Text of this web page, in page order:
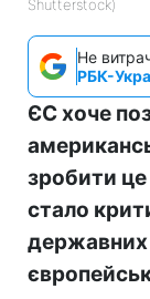
Shutterstock)
Не
РБК-
ЄС хоче
зробити
стало
державних